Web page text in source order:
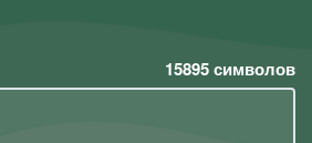
15895символов